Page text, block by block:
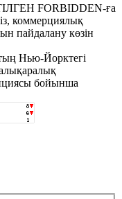
FORBIDDEN-ға
коммерциялық
пайдалану көзін
Нью-Йорктегі
бойынша